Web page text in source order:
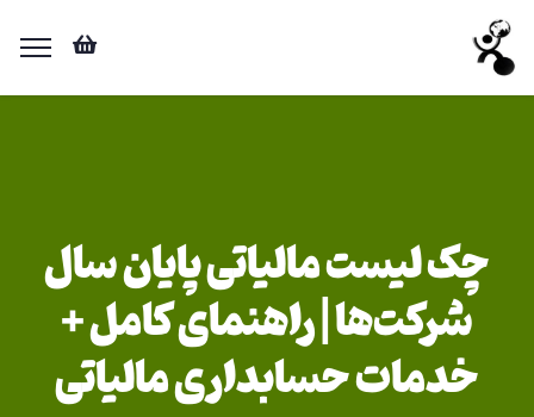
چک لیست مالیاتی پایان سال
شرکت‌ها | راهنمای کامل +
خدمات حسابداری مالیاتی